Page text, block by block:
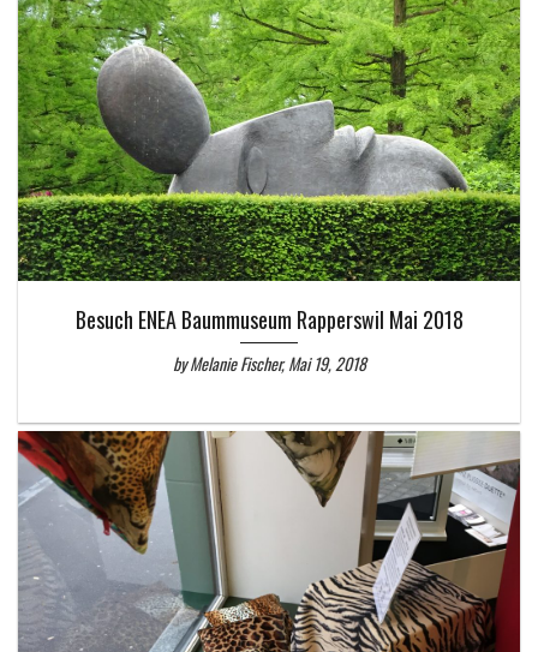
Besuch ENEA Baummuseum Rapperswil Mai 2018
by Melanie Fischer, Mai 19, 2018